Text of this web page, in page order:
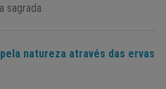
sagrada.
natureza através das ervas